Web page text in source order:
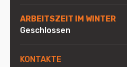
ARBEITSZEIT IM WINTER
Geschlossen
KONTAKTE